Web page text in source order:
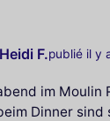
Heidi F.publié il y
im Moulin
Dinner sind